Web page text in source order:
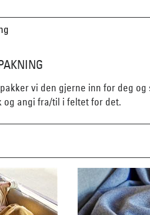
vi den gjerne inn for deg
og angi fra/til i feltet for det.